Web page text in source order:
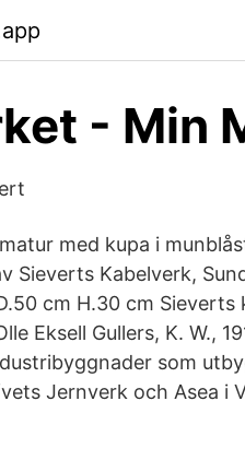
- Min
med kupa i
Sieverts Kabelverk,
cm H.30 cm
Eksell Gullers, K. W.,
som
Jernverk och Asea i